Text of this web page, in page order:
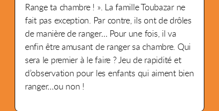
Range ta chambre ! ». La famille Toubazar ne
fait pas exception. Par contre, ils ont de drôles
de manière de ranger… Pour une fois, il va
enfin être amusant de ranger sa chambre. Qui
sera le premier à le faire ? Jeu de rapidité et
d’observation pour les enfants qui aiment bien
ranger…ou non !